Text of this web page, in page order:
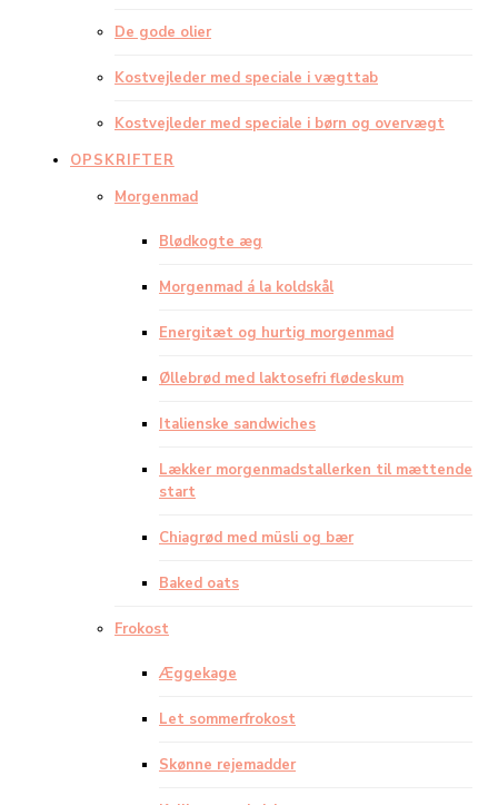
De gode olier
Kostvejleder med speciale i vægttab
Kostvejleder med speciale i børn og overvægt
OPSKRIFTER
Morgenmad
Blødkogte æg
Morgenmad á la koldskål
Energitæt og hurtig morgenmad
Øllebrød med laktosefri flødeskum
Italienske sandwiches
Lækker morgenmadstallerken til mættende
start
Chiagrød med müsli og bær
Baked oats
Frokost
Æggekage
Let sommerfrokost
Skønne rejemadder